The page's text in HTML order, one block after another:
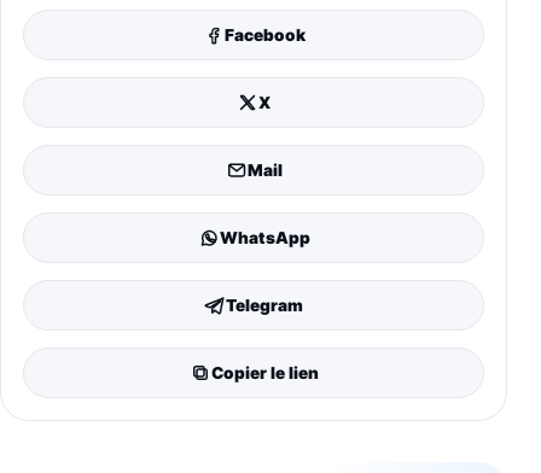
Facebook
X
Mail
WhatsApp
Telegram
Copier le lien